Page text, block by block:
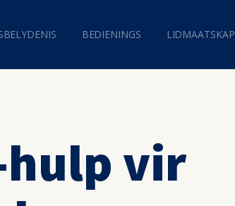
BEDIENINGS LIDMAATSKAP
hulp vir